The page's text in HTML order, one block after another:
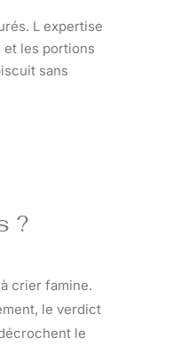
L expertise
les portions
sans
?
crier famine.
le verdict
le